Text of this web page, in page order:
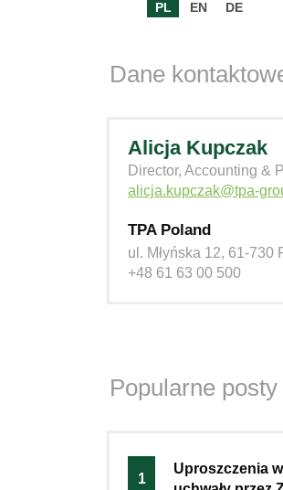
PL EN DE
Dane
Alicja Kupczak
Director, Accounting &
alicja.kupczak@tpa-
TPA Poland
ul. Młyńska 12, 61-730
+48 61 63 00 500
Popularne
1
Uproszczenia